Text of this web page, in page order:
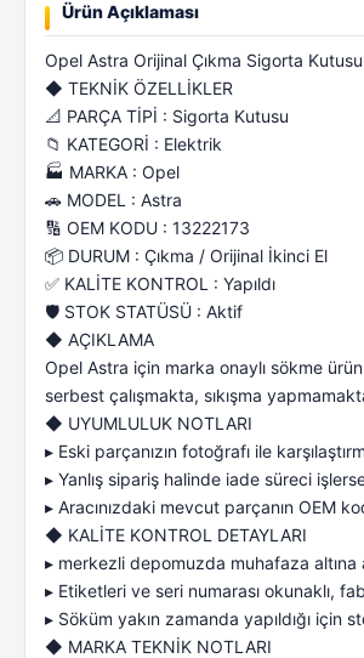
Ürün Açıklaması
Opel Astra Orijinal Çıkma Sigorta
◆ TEKNİK ÖZELLİKLER
📐 PARÇA TİPİ : Sigorta Kutusu
📁 KATEGORİ : Elektrik
🏭 MARKA : Opel
🚗 MODEL : Astra
🔢 OEM KODU : 13222173
📦 DURUM : Çıkma / Orijinal İkinci El
✅ KALİTE KONTROL : Yapıldı
🛡️ STOK STATÜSÜ : Aktif
◆ AÇIKLAMA
Opel Astra için marka onaylı sökme
serbest çalışmakta, sıkışma
◆ UYUMLULUK NOTLARI
▸ Eski parçanızın fotoğrafı ile
▸ Yanlış sipariş halinde iade süreci
▸ Aracınızdaki mevcut parçanın OEM
◆ KALİTE KONTROL DETAYLARI
▸ merkezli depomuzda muhafaza altına
▸ Etiketleri ve seri numarası okunaklı,
▸ Söküm yakın zamanda yapıldığı için
◆ MARKA TEKNİK NOTLARI